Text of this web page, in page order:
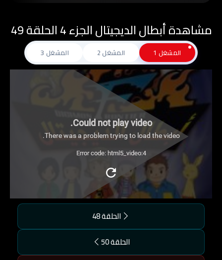
مشاهدة أبطال الديجيتال الجزء 4 الحلقة 49
المشغل 1 المشغل 2 المشغل 3
Could not play video.
There was a problem trying to load the video.
Error code: html5_video:4
الحلقة 48
الحلقة 50